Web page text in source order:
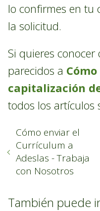
lo confirmes en tu
la solicitud.
Si quieres
parecidos a
capitalización
todos los artículos
Cómo enviar el
Currículum a
Adeslas - Trabaja
con Nosotros
También puede